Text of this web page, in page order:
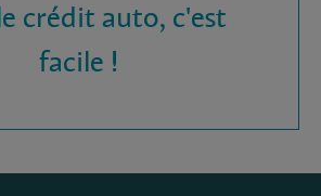
crédit auto, c'est
facile !